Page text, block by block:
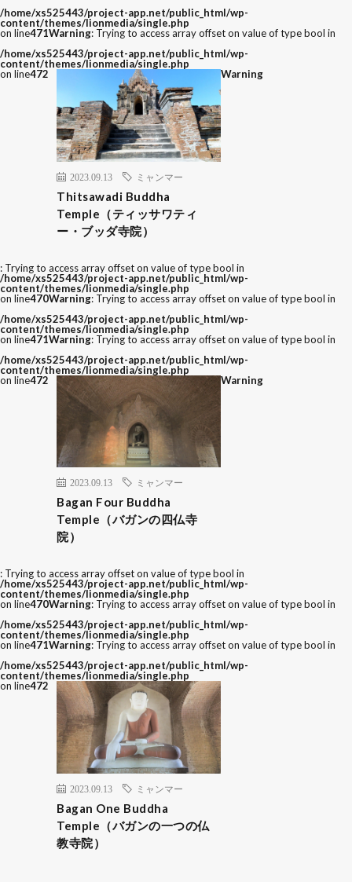
/home/xs525443/project-app.net/public_html/wp-
content/themes/lionmedia/single.php
on line471Warning: Trying to access array offset on value of type bool in
/home/xs525443/project-app.net/public_html/wp-
content/themes/lionmedia/single.php
on line472
2023.09.13 ミャンマー
Thitsawadi Buddha
Temple（ティッサワティ
ー・ブッダ寺院）
Warning
: Trying to access array offset on value of type bool in
/home/xs525443/project-app.net/public_html/wp-
content/themes/lionmedia/single.php
on line470Warning: Trying to access array offset on value of type bool in
/home/xs525443/project-app.net/public_html/wp-
content/themes/lionmedia/single.php
on line471Warning: Trying to access array offset on value of type bool in
/home/xs525443/project-app.net/public_html/wp-
content/themes/lionmedia/single.php
on line472
2023.09.13 ミャンマー
Bagan Four Buddha
Temple（バガンの四仏寺
院）
Warning
: Trying to access array offset on value of type bool in
/home/xs525443/project-app.net/public_html/wp-
content/themes/lionmedia/single.php
on line470Warning: Trying to access array offset on value of type bool in
/home/xs525443/project-app.net/public_html/wp-
content/themes/lionmedia/single.php
on line471Warning: Trying to access array offset on value of type bool in
/home/xs525443/project-app.net/public_html/wp-
content/themes/lionmedia/single.php
on line472
2023.09.13 ミャンマー
Bagan One Buddha
Temple（バガンの一つの仏
教寺院）